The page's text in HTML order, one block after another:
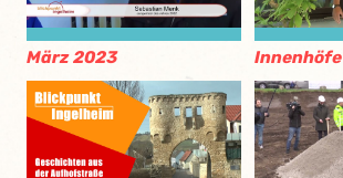
März 2023